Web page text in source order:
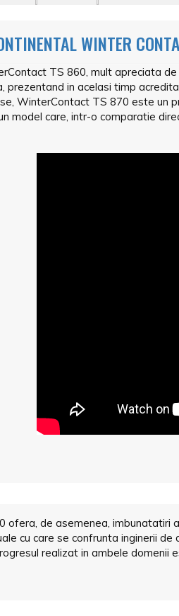
WINTER
TS 860, mult apreciata
prezentand in acelasi timp
WinterContact TS 870 este un
model care, intr-o comparatie
ofera, de asemenea, imbunatatiri
cu care se confrunta inginerii
realizat in ambele domenii